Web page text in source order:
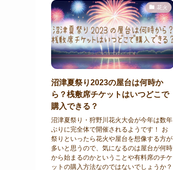
花火
沼津夏祭り2023の屋台は何時か
ら？桟敷席チケットはいつどこで
購入できる？
沼津夏祭り・狩野川花火大会が今年は数年
ぶりに完全体で開催されるようです！ お
祭りといったら花火や屋台を想像する方が
多いと思うので、気になるのは屋台が何時
から始まるのかということや有料席のチケ
ットの購入方法なのではないでしょうか？